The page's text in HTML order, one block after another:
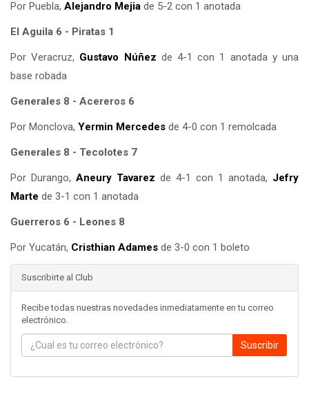
Por Puebla, Alejandro Mejia de 5-2 con 1 anotada
El Aguila 6 - Piratas 1
Por Veracruz, Gustavo Núñez de 4-1 con 1 anotada y una
base robada
Generales 8 - Acereros 6
Por Monclova, Yermin Mercedes de 4-0 con 1 remolcada
Generales 8 - Tecolotes 7
Por Durango, Aneury Tavarez de 4-1 con 1 anotada, Jefry
Marte de 3-1 con 1 anotada
Guerreros 6 - Leones 8
Por Yucatán, Cristhian Adames de 3-0 con 1 boleto
Suscribirte al Club
Recibe todas nuestras novedades inmediatamente en tu correo
electrónico.
Suscribir